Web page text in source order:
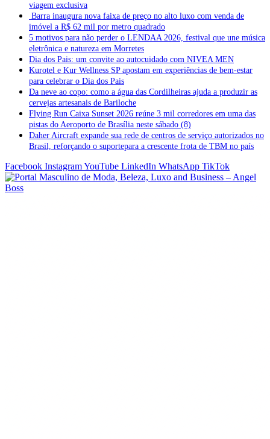
viagem exclusiva
Barra inaugura nova faixa de preço no alto luxo com venda de
imóvel a R$ 62 mil por metro quadrado
5 motivos para não perder o LENDAA 2026, festival que une música
eletrônica e natureza em Morretes
Dia dos Pais: um convite ao autocuidado com NIVEA MEN
Kurotel e Kur Wellness SP apostam em experiências de bem-estar
para celebrar o Dia dos Pais
Da neve ao copo: como a água das Cordilheiras ajuda a produzir as
cervejas artesanais de Bariloche
Flying Run Caixa Sunset 2026 reúne 3 mil corredores em uma das
pistas do Aeroporto de Brasília neste sábado (8)
Daher Aircraft expande sua rede de centros de serviço autorizados no
Brasil, reforçando o suportepara a crescente frota de TBM no país
Facebook InstagramYouTube LinkedIn WhatsApp TikTok